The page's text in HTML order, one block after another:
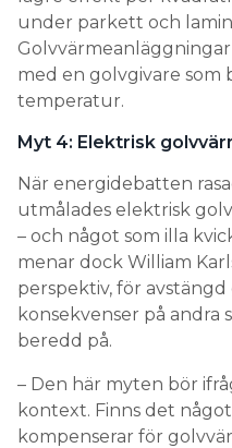
under parkett och
med en golvgivare som
temperatur.
Myt 4: Elektrisk
När energidebatten
utmålades elektrisk
– och något som illa
menar dock William
perspektiv, för
konsekvenser på andra
beredd på.
– Den här myten bör
kontext. Finns det
kompenserar för